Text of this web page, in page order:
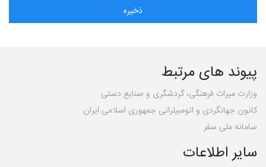
پیوند های مرتبط
وزارت میراث فرهنگی، گردشگری و صنایع دستی
کانون جهانگردی و اتومبیلرانی جمهوری اسلامی ایران
سامانه ملی سفر
سایر اطلاعات